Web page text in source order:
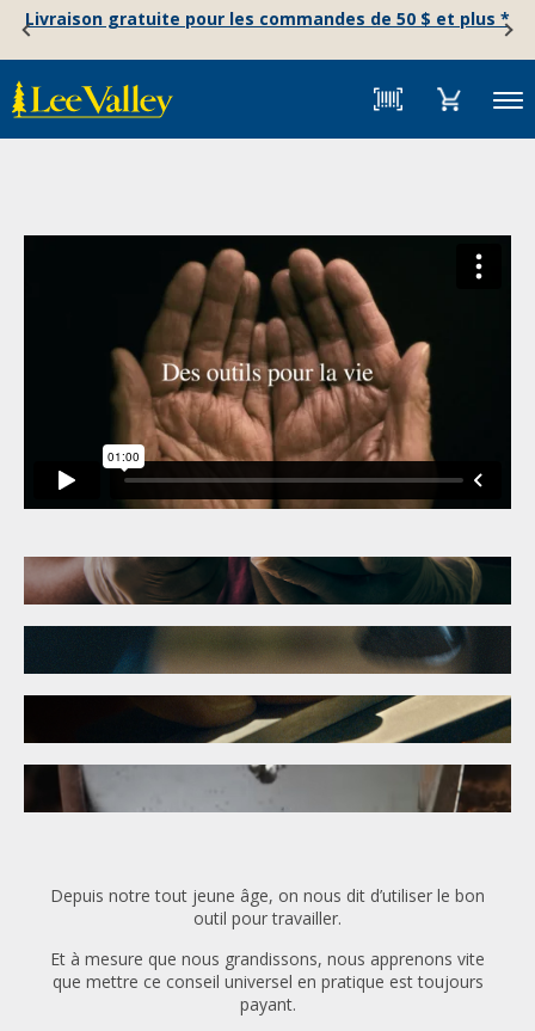
content
StatementLivraison gratuite pour les commandes de 50 $ et plus *
Menu
Depuis notre tout jeune âge, on nous dit d’utiliser le bon
outil pour travailler.
Et à mesure que nous grandissons, nous apprenons vite
que mettre ce conseil universel en pratique est toujours
payant.